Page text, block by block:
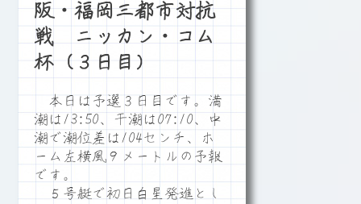
阪・福岡三都市対抗
戦 ニッカン・コム
杯（３日目）
本日は予選３日目です。満
潮は13:50、干潮は07:10、中
潮で潮位差は104センチ、ホ
ーム左横風９メートルの予報
です。
５号艇で初日白星発進とし